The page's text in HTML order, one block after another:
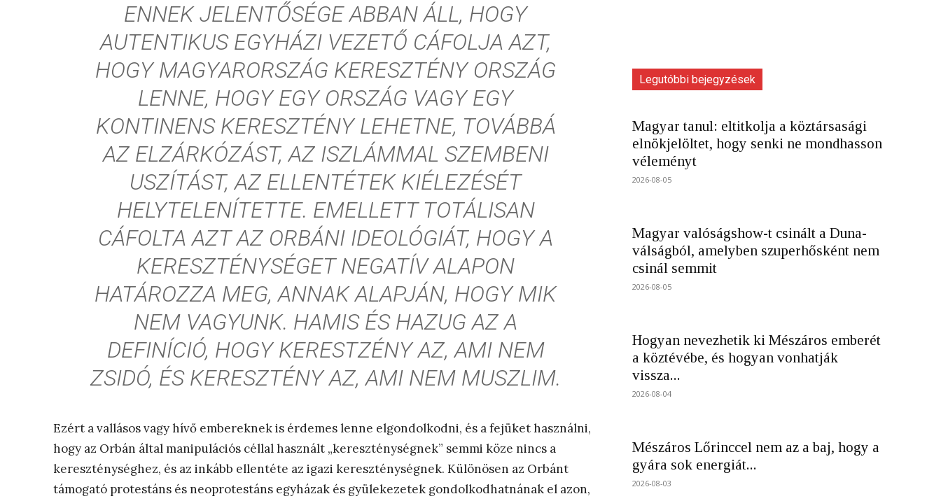
ENNEK JELENTŐSÉGE ABBAN ÁLL, HOGY
AUTENTIKUS EGYHÁZI VEZETŐ CÁFOLJA AZT,
HOGY MAGYARORSZÁG KERESZTÉNY ORSZÁG
LENNE, HOGY EGY ORSZÁG VAGY EGY
KONTINENS KERESZTÉNY LEHETNE, TOVÁBBÁ
AZ ELZÁRKÓZÁST, AZ ISZLÁMMAL SZEMBENI
USZÍTÁST, AZ ELLENTÉTEK KIÉLEZÉSÉT
HELYTELENÍTETTE. EMELLETT TOTÁLISAN
CÁFOLTA AZT AZ ORBÁNI IDEOLÓGIÁT, HOGY A
KERESZTÉNYSÉGET NEGATÍV ALAPON
HATÁROZZA MEG, ANNAK ALAPJÁN, HOGY MIK
NEM VAGYUNK. HAMIS ÉS HAZUG AZ A
DEFINÍCIÓ, HOGY KERESTZÉNY AZ, AMI NEM
ZSIDÓ, ÉS KERESZTÉNY AZ, AMI NEM MUSZLIM.
Ezért a vallásos vagy hívő embereknek is érdemes lenne elgondolkodni, és a fejüket használni,
hogy az Orbán által manipulációs céllal használt „kereszténységnek” semmi köze nincs a
kereszténységhez, és az inkább ellentéte az igazi kereszténységnek. Különösen az Orbánt
támogató protestáns és neoprotestáns egyházak és gyülekezetek gondolkodhatnának el azon,
Legutóbbi bejegyzések
Magyar tanul: eltitkolja a köztársasági
elnökjelöltet, hogy senki ne mondhasson
véleményt
2026-08-05
Magyar valóságshow-t csinált a Duna-
válságból, amelyben szuperhősként nem
csinál semmit
2026-08-05
Hogyan nevezhetik ki Mészáros emberét
a köztévébe, és hogyan vonhatják
vissza...
2026-08-04
Mészáros Lőrinccel nem az a baj, hogy a
gyára sok energiát...
2026-08-03